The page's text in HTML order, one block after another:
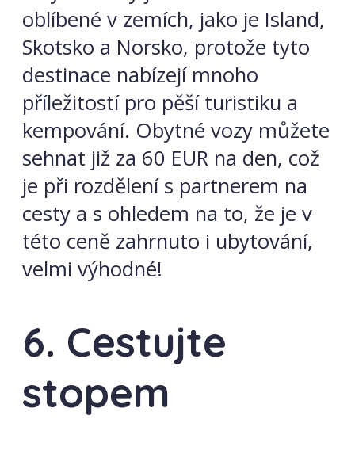
oblíbené v zemích, jako je Island,
Skotsko a Norsko, protože tyto
destinace nabízejí mnoho
příležitostí pro pěší turistiku a
kempování. Obytné vozy můžete
sehnat již za 60 EUR na den, což
je při rozdělení s partnerem na
cesty a s ohledem na to, že je v
této ceně zahrnuto i ubytování,
velmi výhodné!
6. Cestujte
stopem